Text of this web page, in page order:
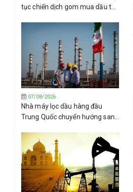
tục chiến dịch gom mua dầu thô
07/08/2026
Nhà máy lọc dầu hàng đầu
Trung Quốc chuyển hướng sang